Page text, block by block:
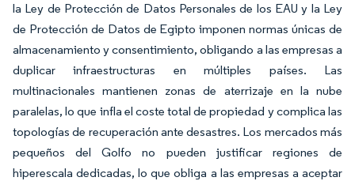
la Ley de Protección de Datos Personales de los EAU y la Ley
de Protección de Datos de Egipto imponen normas únicas de
almacenamiento y consentimiento, obligando a las empresas a
duplicar infraestructuras en múltiples países. Las
multinacionales mantienen zonas de aterrizaje en la nube
paralelas, lo que infla el coste total de propiedad y complica las
topologías de recuperación ante desastres. Los mercados más
pequeños del Golfo no pueden justificar regiones de
hiperescala dedicadas, lo que obliga a las empresas a aceptar